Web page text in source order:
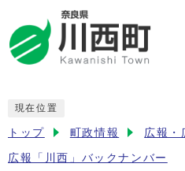
現在位置
トップ 町政情報 広報・
広報「川西」バックナンバー